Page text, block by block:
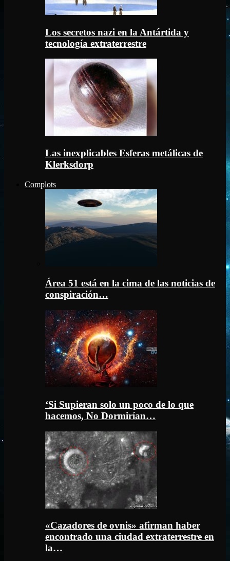
Los secretos nazi en la Antártida y
tecnología extraterrestre
Las inexplicables Esferas metálicas de
Klerksdorp
Complots
Área 51 está en la cima de las noticias de
conspiración…
‘Si Supieran solo un poco de lo que
hacemos, No Dormirían…
«Cazadores de ovnis» afirman haber
encontrado una ciudad extraterrestre en
la…